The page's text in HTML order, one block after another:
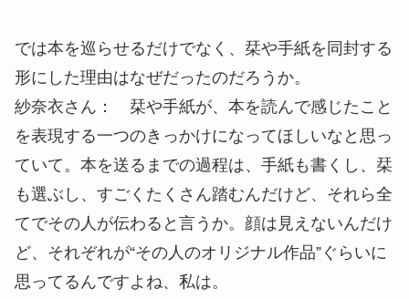
では本を巡らせるだけでなく、栞や手紙を同封する
形にした理由はなぜだったのだろうか。
紗奈衣さん： 栞や手紙が、本を読んで感じたこと
を表現する一つのきっかけになってほしいなと思っ
ていて。本を送るまでの過程は、手紙も書くし、栞
も選ぶし、すごくたくさん踏むんだけど、それら全
てでその人が伝わると言うか。顔は見えないんだけ
ど、それぞれが“その人のオリジナル作品”ぐらいに
思ってるんですよね、私は。